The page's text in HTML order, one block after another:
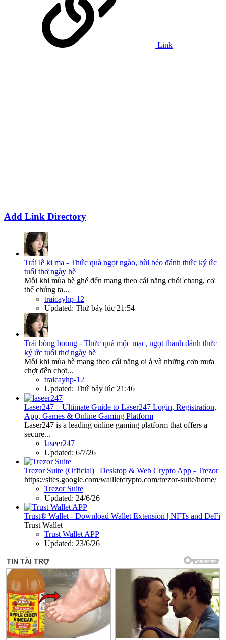
Link
Add Link Directory
Trái lê ki ma - Thức quà ngọt ngào, bùi béo đánh thức ký ức
tuổi thơ ngày hè
Mỗi khi mùa hè ghé đến mang theo cái nắng chói chang, cơ
thể chúng ta...
traicayhp-12
Updated: Thứ bảy lúc 21:54
Trái bòng boong - Thức quà mộc mạc, ngọt thanh đánh thức
ký ức tuổi thơ ngày hè
Mỗi khi mùa hè mang theo cái nắng oi ả và những cơn mưa
chợt đến chợt...
traicayhp-12
Updated: Thứ bảy lúc 21:46
Laser247 – Ultimate Guide to Laser247 Login, Registration,
App, Games & Online Gaming Platform
Laser247 is a leading online gaming platform that offers a
secure...
laseer247
Updated: 6/7/26
Trezor Suite (Official) | Desktop & Web Crypto App - Trezor
https://sites.google.com/wallletcrypto.com/trezor-suite/home/
Trezor Suite
Updated: 24/6/26
Trust® Wallet - Download Wallet Extension | NFTs and DeFi
Trust Wallet
Trust Wallet APP
Updated: 23/6/26